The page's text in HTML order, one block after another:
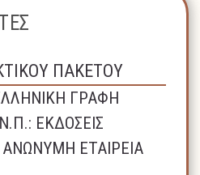
ΠΑΚΕΤΟΥ
ΓΡΑΦΗ
N.Π.: ΕΚΔΟΣΕΙΣ
ΕΤΑΙΡΕΙΑ